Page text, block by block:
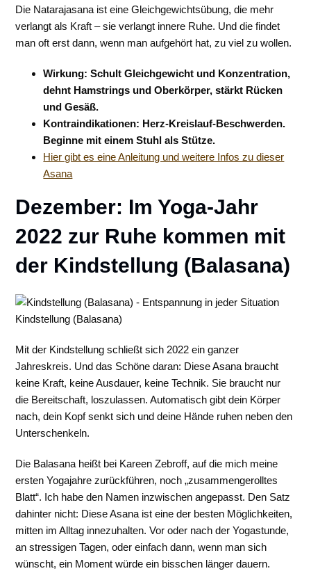
Die Natarajasana ist eine Gleichgewichtsübung, die mehr
verlangt als Kraft – sie verlangt innere Ruhe. Und die findet
man oft erst dann, wenn man aufgehört hat, zu viel zu wollen.
Wirkung: Schult Gleichgewicht und Konzentration,
dehnt Hamstrings und Oberkörper, stärkt Rücken
und Gesäß.
Kontraindikationen: Herz-Kreislauf-Beschwerden.
Beginne mit einem Stuhl als Stütze.
Hier gibt es eine Anleitung und weitere Infos zu dieser
Asana
Dezember: Im Yoga-Jahr
2022 zur Ruhe kommen mit
der Kindstellung (Balasana)
Kindstellung (Balasana)
Mit der Kindstellung schließt sich 2022 ein ganzer
Jahreskreis. Und das Schöne daran: Diese Asana braucht
keine Kraft, keine Ausdauer, keine Technik. Sie braucht nur
die Bereitschaft, loszulassen. Automatisch gibt dein Körper
nach, dein Kopf senkt sich und deine Hände ruhen neben den
Unterschenkeln.
Die Balasana heißt bei Kareen Zebroff, auf die mich meine
ersten Yogajahre zurückführen, noch „zusammengerolltes
Blatt“. Ich habe den Namen inzwischen angepasst. Den Satz
dahinter nicht: Diese Asana ist eine der besten Möglichkeiten,
mitten im Alltag innezuhalten. Vor oder nach der Yogastunde,
an stressigen Tagen, oder einfach dann, wenn man sich
wünscht, ein Moment würde ein bisschen länger dauern.